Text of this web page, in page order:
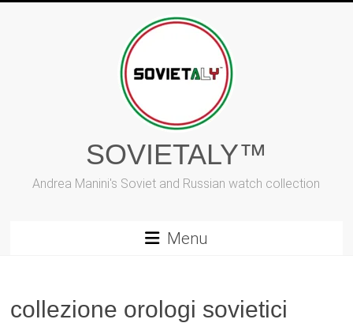
SOVIETALY™
Andrea Manini's Soviet and Russian watch collection
Menu
collezione orologi sovietici